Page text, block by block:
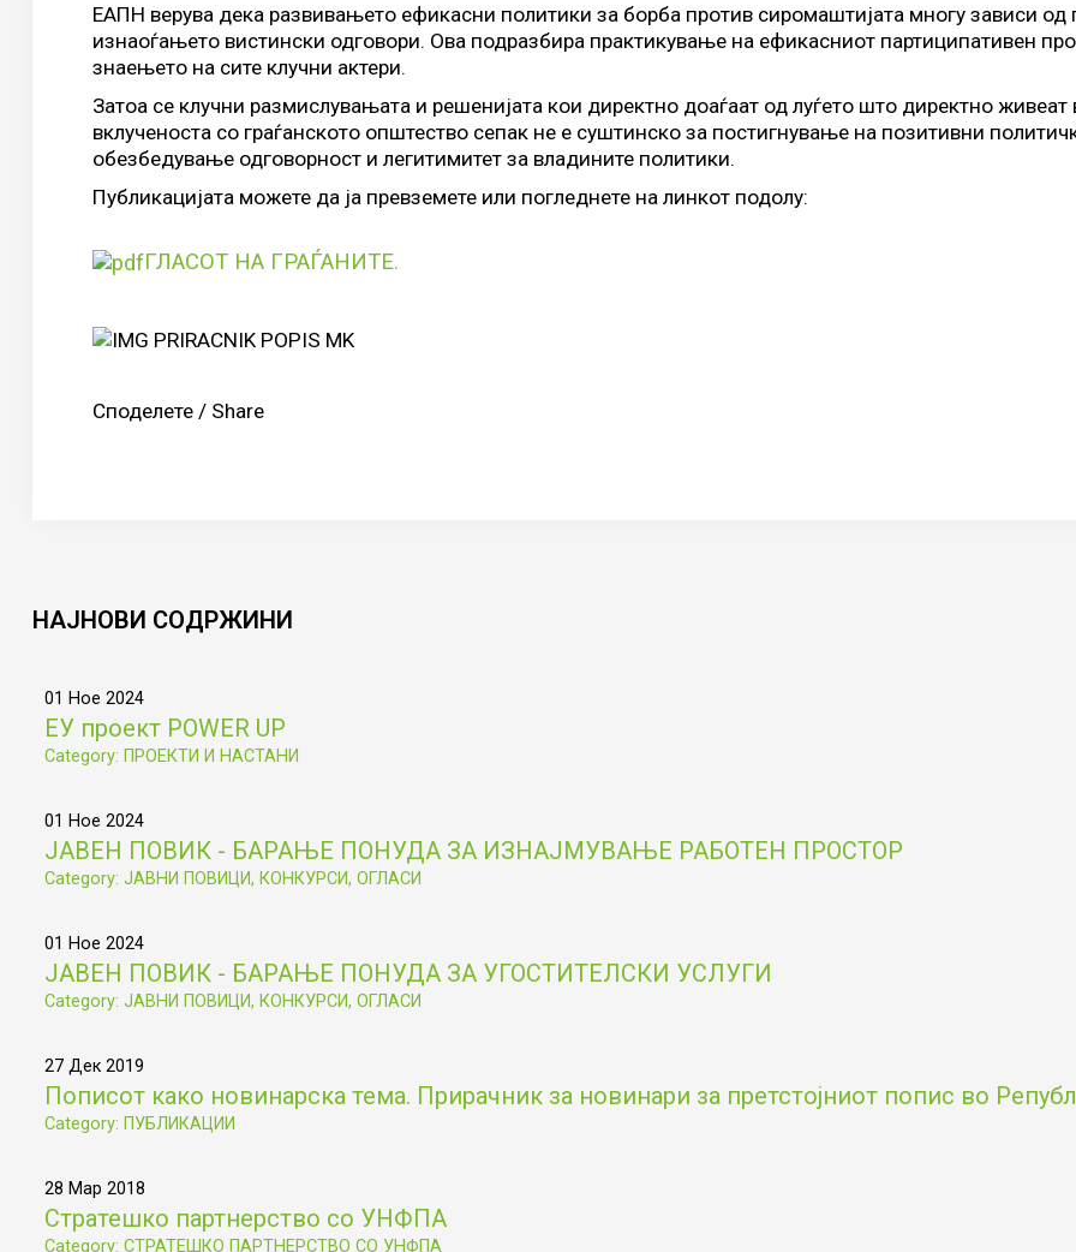
ЕАПН верува дека развивањето ефикасни политики за борба против сиромаштијата многу зависи
изнаоѓањето вистински одговори. Ова подразбира практикување на ефикасниот партиципативен
знаењето на сите клучни актери.
Затоа се клучни размислувањата и решенијата кои директно доаѓаат од луѓето што директно
вклученоста со граѓанското општество сепак не е суштинско за постигнување на позитивни
обезбедување одговорност и легитимитет за владините политики.
Публикацијата можете да ја превземете или погледнете на линкот подолу:
ГЛАСОТ НА ГРАЃАНИТЕ.
Споделете / Share
НАЈНОВИ СОДРЖИНИ
01 Ное 2024
ЕУ проект POWER UP
Category: ПРОЕКТИ И НАСТАНИ
01 Ное 2024
ЈАВЕН ПОВИК - БАРАЊЕ ПОНУДА ЗА ИЗНАЈМУВАЊЕ РАБОТЕН ПРОСТОР
Category: ЈАВНИ ПОВИЦИ, КОНКУРСИ, ОГЛАСИ
01 Ное 2024
ЈАВЕН ПОВИК - БАРАЊЕ ПОНУДА ЗА УГОСТИТЕЛСКИ УСЛУГИ
Category: ЈАВНИ ПОВИЦИ, КОНКУРСИ, ОГЛАСИ
27 Дек 2019
Пописот како новинарска тема. Прирачник за новинари за претстојниот попис во
Category: ПУБЛИКАЦИИ
28 Мар 2018
Стратешко партнерство со УНФПА
Category: СТРАТЕШКО ПАРТНЕРСТВО СО УНФПА